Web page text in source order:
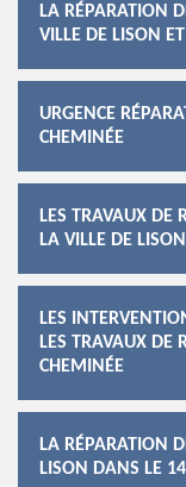
LA RÉPARATION
VILLE DE LISON
URGENCE
CHEMINÉE
LES TRAVAUX DE
LA VILLE DE
LES
LES TRAVAUX DE
CHEMINÉE
LA RÉPARATION
LISON DANS LE